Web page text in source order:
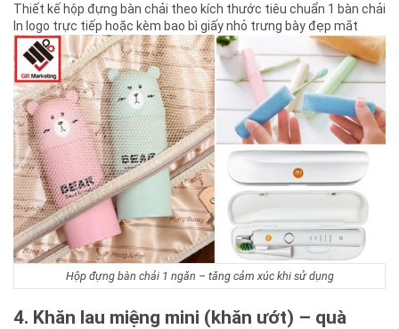
Thiết kế hộp đựng bàn chải theo kích thước tiêu chuẩn 1 bàn chải
In logo trực tiếp hoặc kèm bao bì giấy nhỏ trưng bày đẹp mắt
Hộp đựng bàn chải 1 ngăn – tăng cảm xúc khi sử dụng
4. Khăn lau miệng mini (khăn ướt) – quà